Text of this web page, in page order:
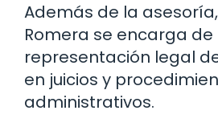
Además de la
Romera se encarga de
representación legal
en juicios y
administrativos.